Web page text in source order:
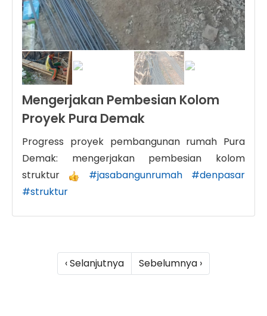
Mengerjakan Pembesian Kolom
Proyek Pura Demak
Progress proyek pembangunan rumah Pura
Demak: mengerjakan pembesian kolom
struktur
#jasabangunrumah
#denpasar
#struktur
‹ Selanjutnya Sebelumnya ›